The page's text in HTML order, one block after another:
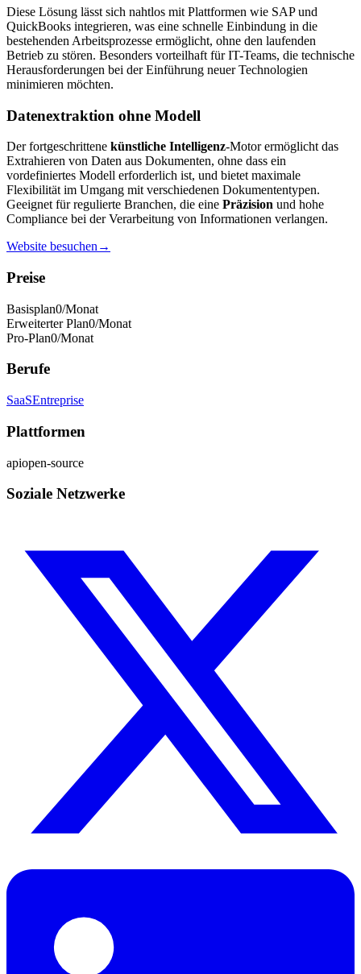
Diese Lösung lässt sich nahtlos mit Plattformen wie SAP und
QuickBooks integrieren, was eine schnelle Einbindung in die
bestehenden Arbeitsprozesse ermöglicht, ohne den laufenden
Betrieb zu stören. Besonders vorteilhaft für IT-Teams, die technische
Herausforderungen bei der Einführung neuer Technologien
minimieren möchten.
Datenextraktion ohne Modell
Der fortgeschrittene künstliche Intelligenz-Motor ermöglicht das
Extrahieren von Daten aus Dokumenten, ohne dass ein
vordefiniertes Modell erforderlich ist, und bietet maximale
Flexibilität im Umgang mit verschiedenen Dokumententypen.
Geeignet für regulierte Branchen, die eine Präzision und hohe
Compliance bei der Verarbeitung von Informationen verlangen.
Website besuchen →
Preise
Basisplan0/Monat
Erweiterter Plan0/Monat
Pro-Plan0/Monat
Berufe
SaaSEntreprise
Plattformen
apiopen-source
Soziale Netzwerke